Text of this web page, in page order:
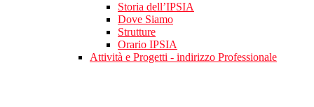
Storia dell’IPSIA
Dove Siamo
Strutture
Orario IPSIA
Attività e Progetti - indirizzo Professionale